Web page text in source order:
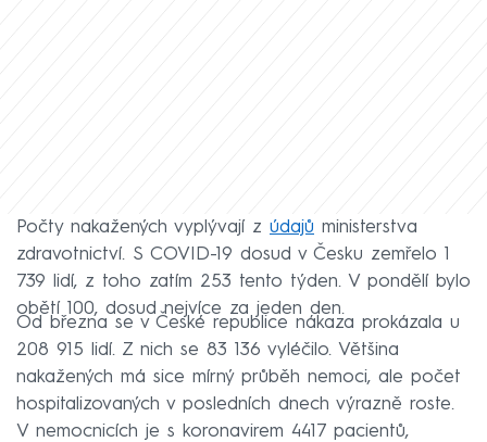
Počty nakažených vyplývají z údajů ministerstva
zdravotnictví. S COVID-19 dosud v Česku zemřelo 1
739 lidí, z toho zatím 253 tento týden. V pondělí bylo
obětí 100, dosud nejvíce za jeden den.
Od března se v České republice nákaza prokázala u
208 915 lidí. Z nich se 83 136 vyléčilo. Většina
nakažených má sice mírný průběh nemoci, ale počet
hospitalizovaných v posledních dnech výrazně roste.
V nemocnicích je s koronavirem 4417 pacientů,